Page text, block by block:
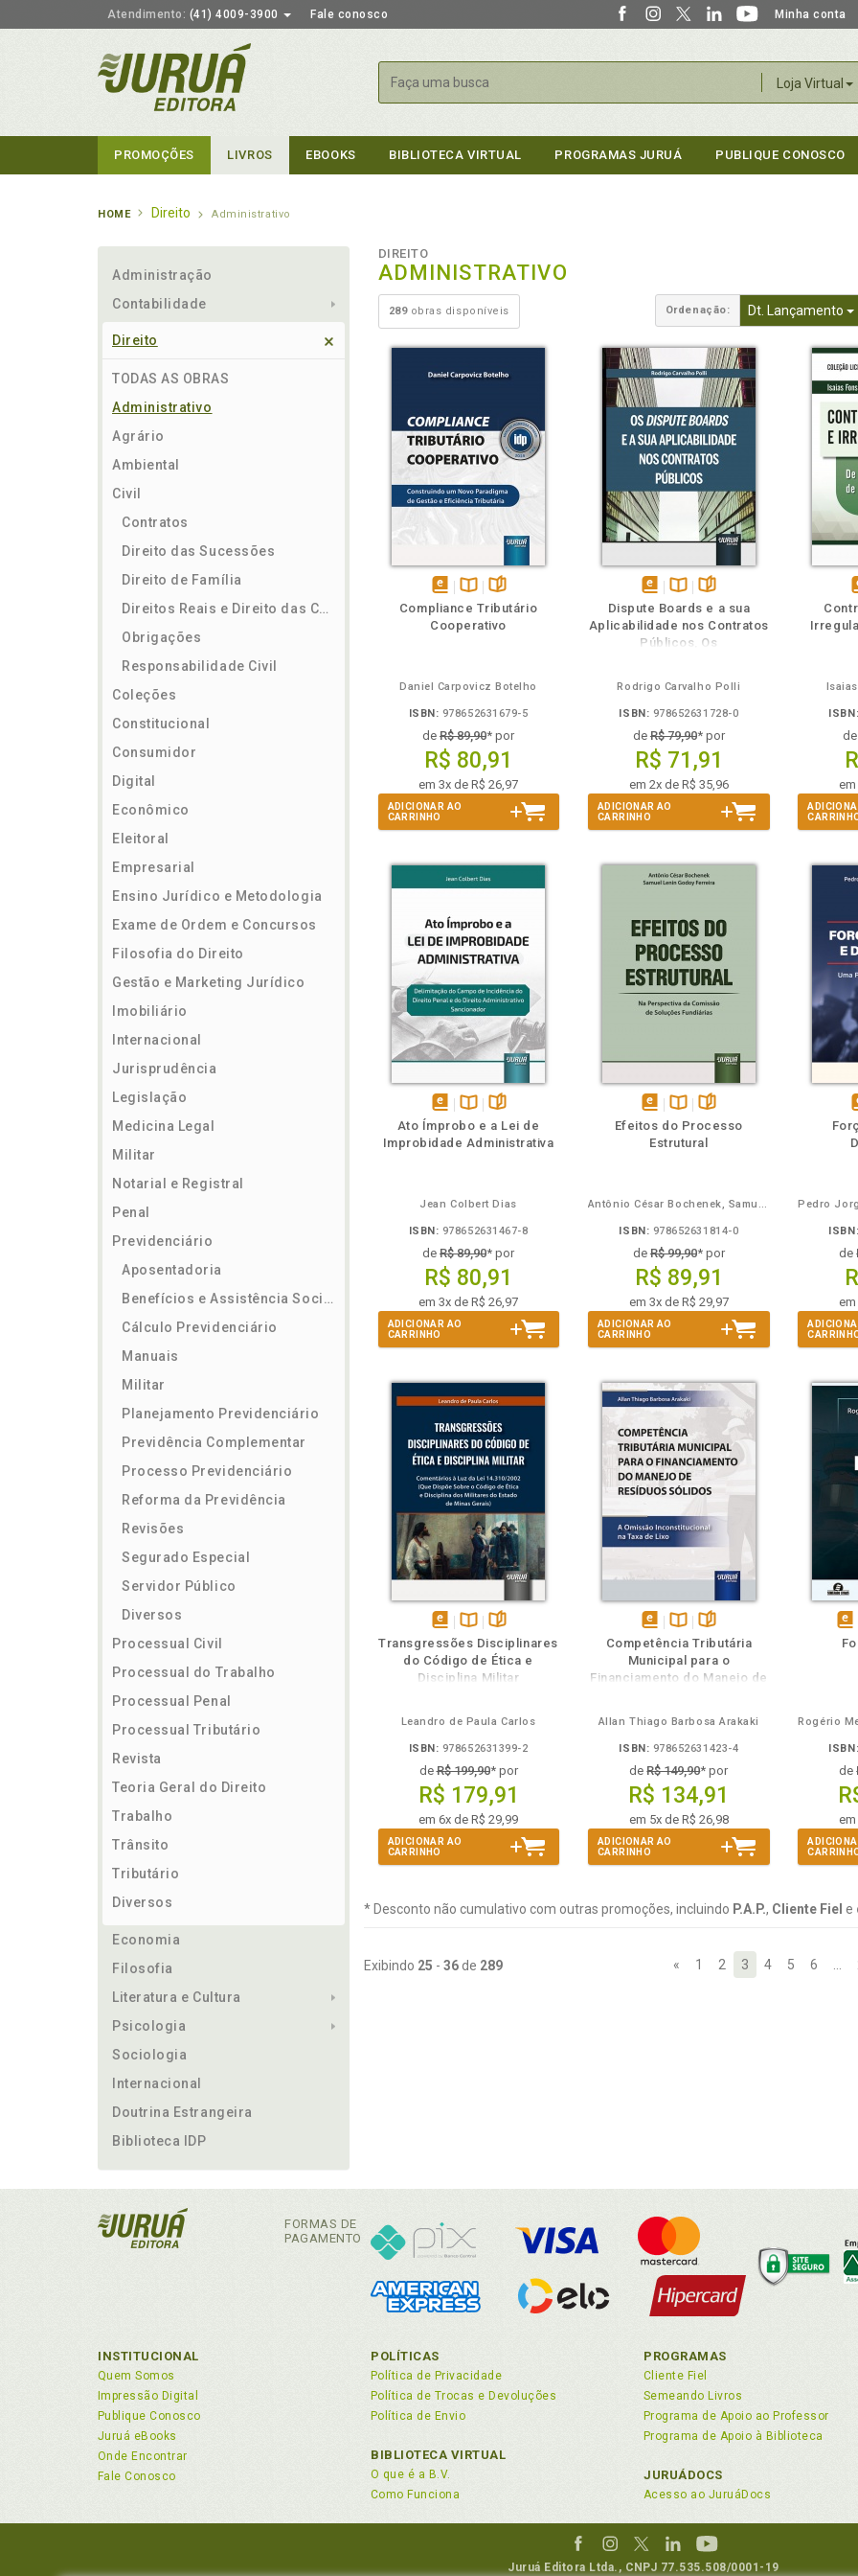
Atendimento: (41) 4009-3900 Fale conosco Minha conta
Loja Virtual
Buscar
PROMOÇÕES LIVROS EBOOKS BIBLIOTECA VIRTUAL PROGRAMAS JURUÁ PUBLIQUE CONOSCO
HOME Direito Administrativo
Administração
Contabilidade
Direito
TODAS AS OBRAS
Administrativo
Agrário
Ambiental
Civil
Contratos
Direito das Sucessões
Direito de Família
Direitos Reais e Direito das Coisas
Obrigações
Responsabilidade Civil
Coleções
Constitucional
Consumidor
Digital
Econômico
Eleitoral
Empresarial
Ensino Jurídico e Metodologia
Exame de Ordem e Concursos
Filosofia do Direito
Gestão e Marketing Jurídico
Imobiliário
Internacional
Jurisprudência
Legislação
Medicina Legal
Militar
Notarial e Registral
Penal
Previdenciário
Aposentadoria
Benefícios e Assistência Social
Cálculo Previdenciário
Manuais
Militar
Planejamento Previdenciário
Previdência Complementar
Processo Previdenciário
Reforma da Previdência
Revisões
Segurado Especial
Servidor Público
Diversos
Processual Civil
Processual do Trabalho
Processual Penal
Processual Tributário
Revista
Teoria Geral do Direito
Trabalho
Trânsito
Tributário
Diversos
Economia
Filosofia
Literatura e Cultura
Psicologia
Sociologia
Internacional
Doutrina Estrangeira
Biblioteca IDP
DIREITO
ADMINISTRATIVO
289obras disponíveis Ordenação: Dt. Lançamento
disponível
em
Disponível
na
páginas
Compliance Tributário
Cooperativo
Daniel Carpovicz Botelho
ISBN: 978652631679-5
de R$ 89,90* por
R$ 80,91
em 3x de R$ 26,97
ADICIONAR AO
CARRINHO
Também
disponível
em
eBook
Também
Disponível
na
B.V.
Folheie
páginas
Dispute Boards e a sua
Aplicabilidade nos Contratos
Públicos, Os
Rodrigo Carvalho Polli
ISBN: 978652631728-0
de R$ 79,90* por
R$ 71,91
em 2x de R$ 35,96
ADICIONAR AO
CARRINHO
TambémFolheie
ISBN:
TambémFolheie
disponível
em
Disponível
na
páginas
Ato Ímprobo e a Lei de
Improbidade Administrativa
Jean Colbert Dias
ISBN: 978652631467-8
de R$ 89,90* por
R$ 80,91
em 3x de R$ 26,97
ADICIONAR AO
CARRINHO
Também
disponível
em
Também
Disponível
na
páginas
Efeitos do Processo
Estrutural
Antônio César Bochenek, Samuel Lenin Godoy Ferreira
ISBN: 978652631814-0
de R$ 99,90* por
R$ 89,91
em 3x de R$ 29,97
ADICIONAR AO
CARRINHO
TambémFolheie
ISBN:
de
TambémFolheie
disponível
em
eBook
Disponível
na
B.V.
páginas
Transgressões Disciplinares
do Código de Ética e
Disciplina Militar
Leandro de Paula Carlos
ISBN: 978652631399-2
deR$ 199,90* por
R$ 179,91
em 6x de R$ 29,99
ADICIONAR AO
CARRINHO
Também
disponível
em
eBook
Também
Disponível
na
B.V.
páginas
Competência Tributária
Municipal para o
Financiamento do Manejo de
Allan Thiago Barbosa Arakaki
ISBN: 978652631423-4
deR$ 149,90* por
R$ 134,91
em 5x de R$ 26,98
ADICIONAR AO
CARRINHO
FolheieVeja o
Rogério
ISBN:
de
TambémFolheie
* Desconto não cumulativo com outras promoções, incluindo P.A.P., Cliente Fiel e
Exibindo 25 - 36de 289 « 1 2 3 4 5 6
FORMAS DE
PAGAMENTO
INSTITUCIONAL
Quem Somos
Impressão Digital
Publique Conosco
Juruá eBooks
Onde Encontrar
Fale Conosco
POLÍTICAS
Política de Privacidade
Política de Trocas e Devoluções
Política de Envio
BIBLIOTECA VIRTUAL
O que é a B.V.
Como Funciona
PROGRAMAS
Cliente Fiel
Semeando Livros
Programa de Apoio ao Professor
Programa de Apoio à Biblioteca
JURUÁDOCS
Acesso ao JuruáDocs
Juruá Editora Ltda., CNPJ 77.535.508/0001-19